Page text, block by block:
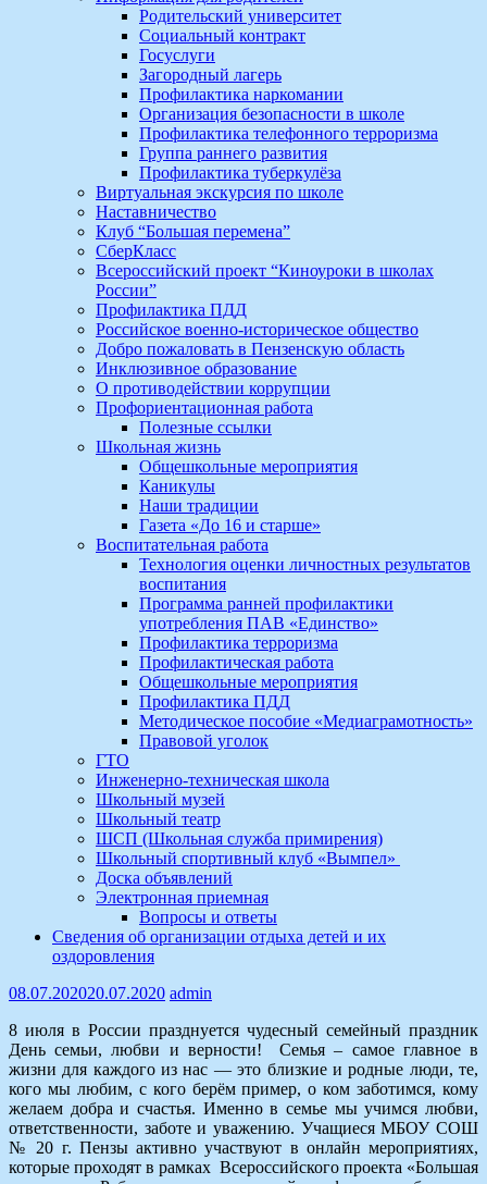
Родительский университет
Социальный контракт
Госуслуги
Загородный лагерь
Профилактика наркомании
Организация безопасности в школе
Профилактика телефонного терроризма
Группа раннего развития
Профилактика туберкулёза
Виртуальная экскурсия по школе
Наставничество
Клуб “Большая перемена”
СберКласс
Всероссийский проект “Киноуроки в школах
России”
Профилактика ПДД
Российское военно-историческое общество
Добро пожаловать в Пензенскую область
Инклюзивное образование
О противодействии коррупции
Профориентационная работа
Полезные ссылки
Школьная жизнь
Общешкольные мероприятия
Каникулы
Наши традиции
Газета «До 16 и старше»
Воспитательная работа
Технология оценки личностных результатов
воспитания
Программа ранней профилактики
употребления ПАВ «Единство»
Профилактика терроризма
Профилактическая работа
Общешкольные мероприятия
Профилактика ПДД
Методическое пособие «Медиаграмотность»
Правовой уголок
ГТО
Инженерно-техническая школа
Школьный музей
Школьный театр
ШСП (Школьная служба примирения)
Школьный спортивный клуб «Вымпел»
Доска объявлений
Электронная приемная
Вопросы и ответы
Сведения об организации отдыха детей и их
оздоровления
08.07.202020.07.2020 admin
8 июля в России празднуется чудесный семейный праздник
День семьи, любви и верности! Семья – самое главное в
жизни для каждого из нас — это близкие и родные люди, те,
кого мы любим, с кого берём пример, о ком заботимся, кому
желаем добра и счастья. Именно в семье мы учимся любви,
ответственности, заботе и уважению. Учащиеся МБОУ СОШ
№ 20 г. Пензы активно участвуют в онлайн мероприятиях,
которые проходят в рамках Всероссийского проекта «Большая